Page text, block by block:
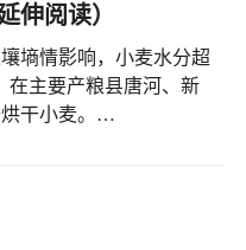
伸阅读）
墒情影响，小麦水分超
在主要产粮县唐河、新
烘干小麦。…